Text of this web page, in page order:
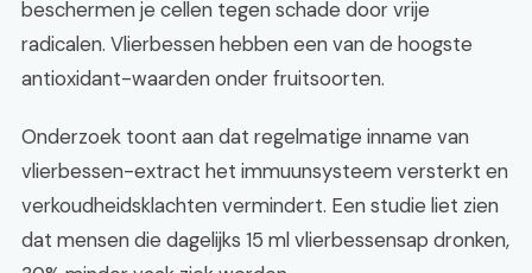
beschermen je cellen tegen schade door vrije
radicalen. Vlierbessen hebben een van de hoogste
antioxidant-waarden onder fruitsoorten.
Onderzoek toont aan dat regelmatige inname van
vlierbessen-extract het immuunsysteem versterkt en
verkoudheidsklachten vermindert. Een studie liet zien
dat mensen die dagelijks 15 ml vlierbessensap dronken,